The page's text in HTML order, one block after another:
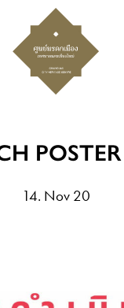
14. Nov 20